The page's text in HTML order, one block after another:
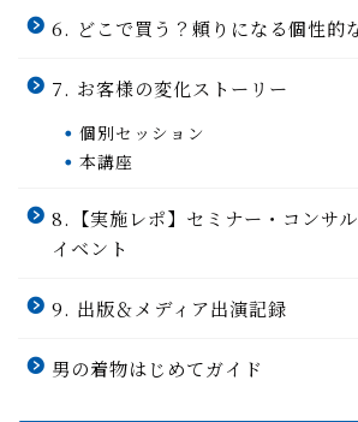
6. どこで買う？頼りになる個性的
7. お客様の変化ストーリー
個別セッション
本講座
8.【実施レポ】セミナー・コンサル
イベント
9. 出版＆メディア出演記録
男の着物はじめてガイド